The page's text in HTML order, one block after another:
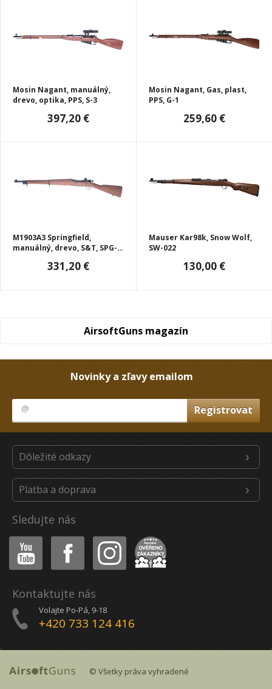
Mosin Nagant, manuálný,
drevo, optika, PPS, S-3
397,20 €
Mosin Nagant, Gas, plast,
PPS, G-1
259,60 €
M1903A3 Springfield,
manuálný, drevo, S&T, SPG-
331,20 €
Mauser Kar98k, Snow Wolf,
SW-022
130,00 €
AirsoftGuns magazín
Novinky a zľavy emailom
Dôležité odkazy
Platba a doprava
Sledujte nás
Youtube Facebook Instagram Heureka
Kontaktujte nás
Volajte Po-Pá, 9-18
+420 733 124 416
© Všetky práva vyhradené